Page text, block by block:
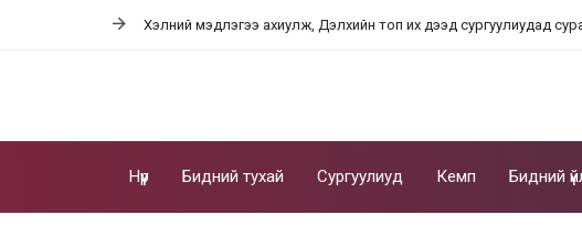
Хэлний мэдлэгээ ахиулж, Дэлхийн топ их дээд сургуулиудад
Нүүр Бидний тухай Сургуулиуд Кемп Бидний